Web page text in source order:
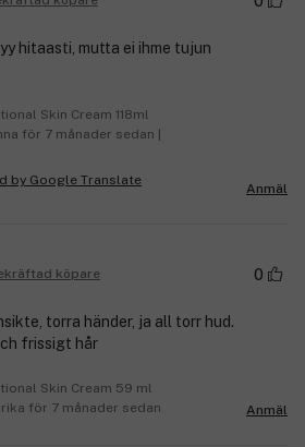
hitaasti, mutta ei ihme tujun
Skin Cream 118ml
för 7 månader sedan |
Anmäl
köpare 0
torra händer, ja all torr hud.
frissigt hår
Skin Cream 59 ml
för 7 månader sedan
Anmäl